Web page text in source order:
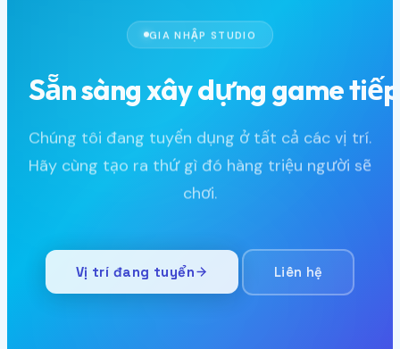
GIA NHẬP STUDIO
Sẵn sàng xây dựng game
Chúng tôi đang tuyển dụng ở tất cả các vị trí.
Hãy cùng tạo ra thứ gì đó hàng triệu người sẽ
chơi.
Vị trí đang tuyển Liên hệ